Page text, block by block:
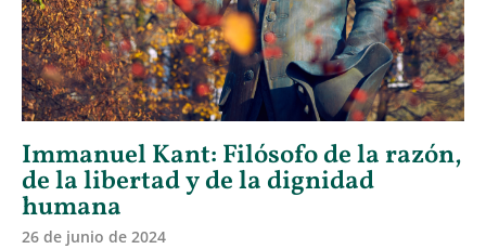
Immanuel Kant: Filósofo de la razón,
de la libertad y de la dignidad
humana
26 de junio de 2024